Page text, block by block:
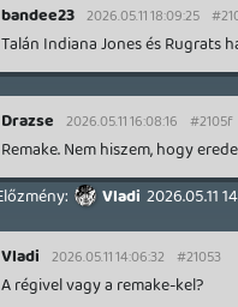
bandee23 2026.05.11 18:09:25
Talán Indiana Jones és Rugrats
Drazse 2026.05.11 16:08:16 #2105f
Remake. Nem hiszem, hogy
Vladi 2026.05.11
Vladi 2026.05.11 14:06:32 #21053
A régivel vagy a remake-kel?